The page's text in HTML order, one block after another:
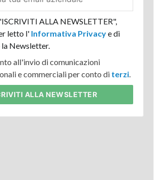
ALLA NEWSLETTER",
letto l'Informativa Privacye di
Newsletter.
all'invio di comunicazioni
e commerciali per conto di terzi.
ALLA NEWSLETTER